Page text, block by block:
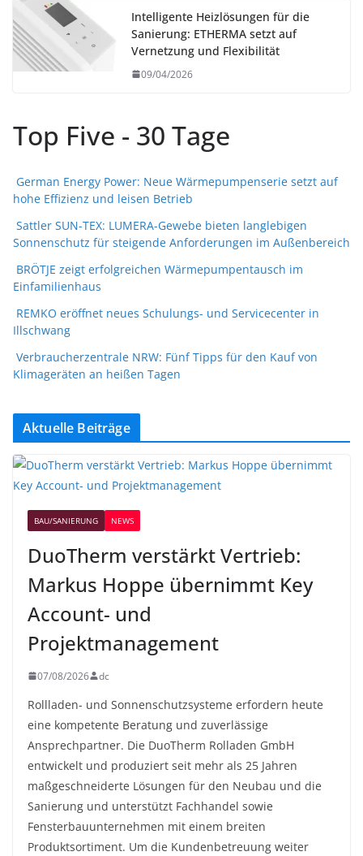
Intelligente Heizlösungen für die
Sanierung: ETHERMA setzt auf
Vernetzung und Flexibilität
09/04/2026
Top Five - 30 Tage
German Energy Power: Neue Wärmepumpenserie setzt auf
hohe Effizienz und leisen Betrieb
Sattler SUN-TEX: LUMERA-Gewebe bieten langlebigen
Sonnenschutz für steigende Anforderungen im Außenbereich
BRÖTJE zeigt erfolgreichen Wärmepumpentausch im
Einfamilienhaus
REMKO eröffnet neues Schulungs- und Servicecenter in
Illschwang
Verbraucherzentrale NRW: Fünf Tipps für den Kauf von
Klimageräten an heißen Tagen
Aktuelle Beiträge
BAU/SANIERUNG NEWS
DuoTherm verstärkt Vertrieb:
Markus Hoppe übernimmt Key
Account- und
Projektmanagement
07/08/2026 dc
Rollladen- und Sonnenschutzsysteme erfordern heute
eine kompetente Beratung und zuverlässige
Ansprechpartner. Die DuoTherm Rolladen GmbH
entwickelt und produziert seit mehr als 25 Jahren
maßgeschneiderte Lösungen für den Neubau und die
Sanierung und unterstützt Fachhandel sowie
Fensterbauunternehmen mit einem breiten
Produktsortiment. Um die Kundenbetreuung weiter